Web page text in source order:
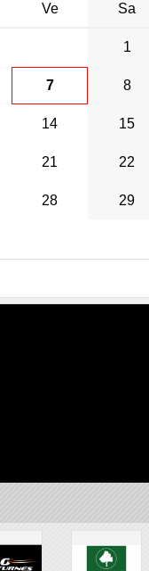
Ve Sa
1
7 8
14 15
21 22
28 29